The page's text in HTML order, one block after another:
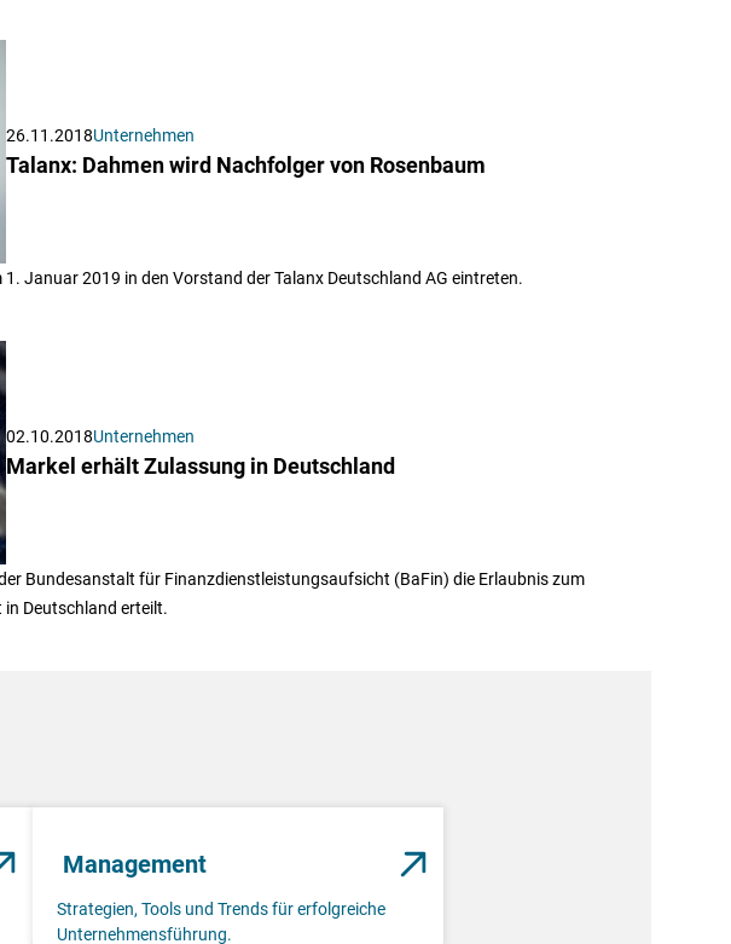
26.11.2018Unternehmen
Talanx: Dahmen wird Nachfolger von Rosenbaum
Januar 2019 in den Vorstand der Talanx Deutschland AG eintreten.
02.10.2018Unternehmen
Markel erhält Zulassung in Deutschland
Bundesanstalt für Finanzdienstleistungsaufsicht (BaFin) die Erlaubnis zum
in Deutschland erteilt.
Management
Strategien, Tools und Trends für erfolgreiche
Unternehmensführung.